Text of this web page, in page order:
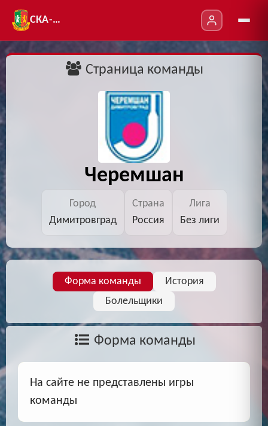
СКА-УТ
Страница команды
Черемшан
Город
Димитровград
Страна
Россия
Лига
Без лиги
Форма команды
История
Болельщики
Форма команды
На сайте не представлены игры
команды